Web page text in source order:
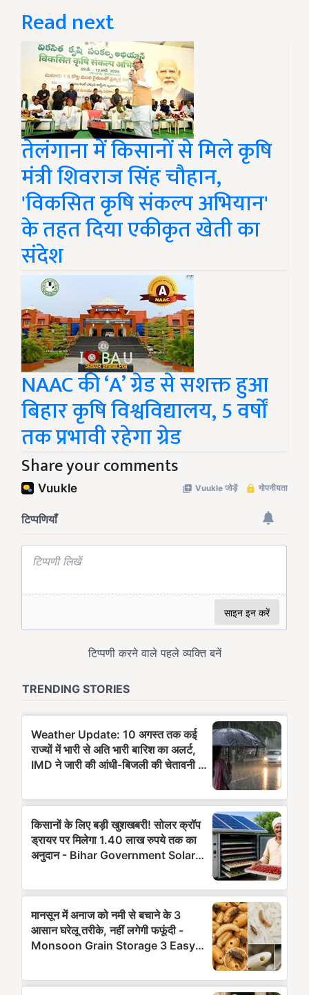
Read next
तेलंगाना में किसानों से मिले कृषि
मंत्री शिवराज सिंह चौहान,
'विकसित कृषि संकल्प अभियान'
के तहत दिया एकीकृत खेती का
संदेश
NAAC की ‘A’ ग्रेड से सशक्त हुआ
बिहार कृषि विश्वविद्यालय, 5 वर्षों
तक प्रभावी रहेगा ग्रेड
Share your comments